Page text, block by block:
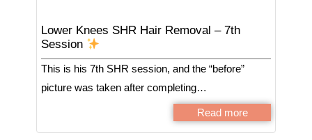
Lower Knees SHR Hair Removal – 7th
Session
This is his 7th SHR session, and the “before”
picture was taken after completing…
Read more